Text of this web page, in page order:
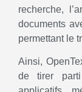
recherche,
documents
permettant le
Ainsi,
de tirer